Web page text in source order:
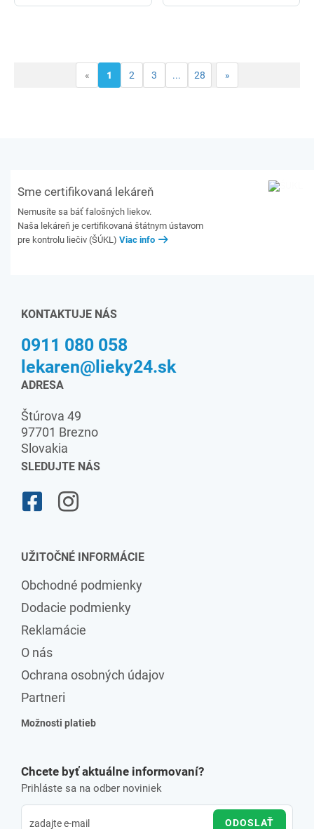
« 1 2 3 ... 28 »
Sme certifikovaná lekáreň
Nemusíte sa báť falošných liekov.
Naša lekáreň je certifikovaná štátnym ústavom
pre kontrolu liečiv (ŠÚKL) Viac info
KONTAKTUJE NÁS
0911 080 058
lekaren@lieky24.sk
ADRESA
Štúrova 49
97701 Brezno
Slovakia
SLEDUJTE NÁS
UŽITOČNÉ INFORMÁCIE
Obchodné podmienky
Dodacie podmienky
Reklamácie
O nás
Ochrana osobných údajov
Partneri
Možnosti platieb
Chcete byť aktuálne informovaní?
Prihláste sa na odber noviniek
ODOSLAŤ